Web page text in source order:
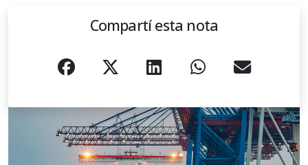
Compartí esta nota